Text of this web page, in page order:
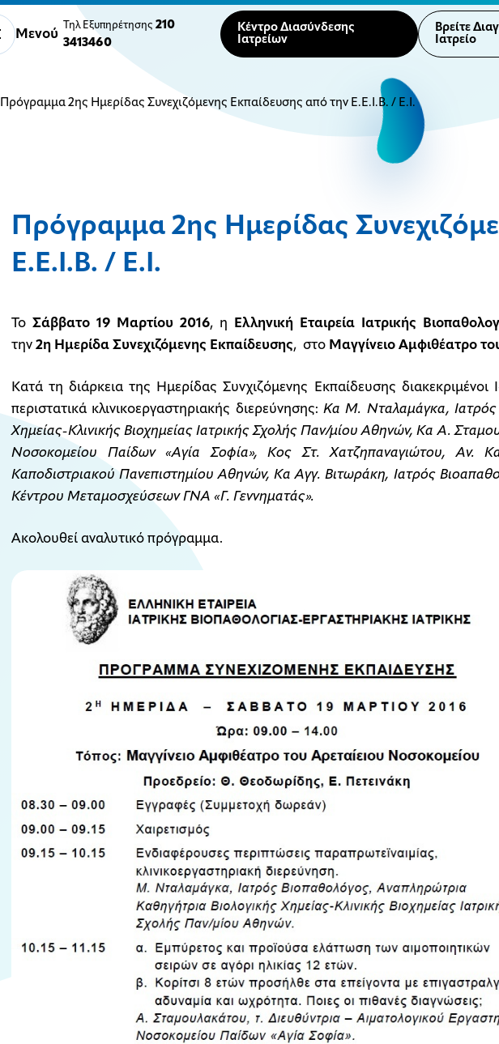
Μενού
Τηλ Εξυπηρέτησης 210
3413460
Κέντρο Διασύνδεσης
Ιατρείων
Βρείτε
Ιατρείο
Πρόγραμμα 2ης Ημερίδας Συνεχιζόμενης Εκπαίδευσης από την Ε.Ε.Ι.Β. / Ε.Ι.
Πρόγραμμα 2ης Ημερίδας
Ε.Ε.Ι.Β. / Ε.Ι.
Το Σάββατο 19 Μαρτίου 2016, η
Ελληνική Εταιρεία Ιατρικής
την 2η Ημερίδα Συνεχιζόμενης Εκπαίδευσης, στο Μαγγίνειο Αμφιθέατρο
Κατά τη διάρκεια της Ημερίδας Συνχιζόμενης Εκπαίδευσης
περιστατικά κλινικοεργαστηριακής διερεύνησης: Kα Μ. Νταλαμάγκα, Ιατρός
Χημείας-Κλινικής Βιοχημείας Ιατρικής Σχολής Παν/μίου Αθηνών,Κα Α.
Νοσοκομείου Παίδων «Αγία Σοφία», Κος Στ. Χατζηπαναγιώτου, Αν.
Καποδιστριακού Πανεπιστημίου Αθηνών,Κα Αγγ. Βιτωράκη, Ιατρός
Κέντρου Μεταμοσχεύσεων ΓΝΑ «Γ. Γεννηματάς».
Ακολουθεί αναλυτικό πρόγραμμα.